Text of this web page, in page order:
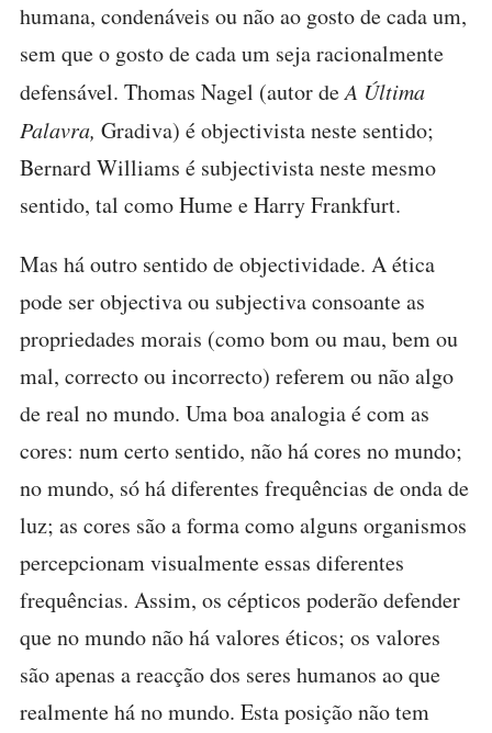
humana, condenáveis ou não ao gosto de cada um,
sem que o gosto de cada um seja racionalmente
defensável. Thomas Nagel (autor deA Última
Palavra, Gradiva) é objectivista neste sentido;
Bernard Williams é subjectivista neste mesmo
sentido, tal como Hume e Harry Frankfurt.
Mas há outro sentido de objectividade. A ética
pode ser objectiva ou subjectiva consoante as
propriedades morais (como bom ou mau, bem ou
mal, correcto ou incorrecto) referem ou não algo
de real no mundo. Uma boa analogia é com as
cores: num certo sentido, não há cores no mundo;
no mundo, só há diferentes frequências de onda de
luz; as cores são a forma como alguns organismos
percepcionam visualmente essas diferentes
frequências. Assim, os cépticos poderão defender
que no mundo não há valores éticos; os valores
são apenas a reacção dos seres humanos ao que
realmente há no mundo. Esta posição não tem